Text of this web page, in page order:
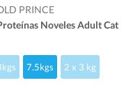
PRINCE
Noveles Adult Cat
7.5kgs 2 x 3 kg